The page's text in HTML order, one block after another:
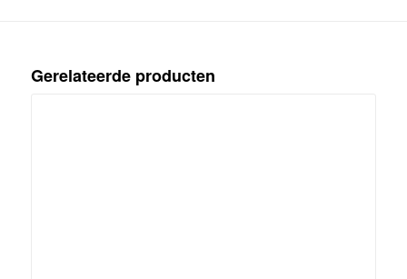
Gerelateerde producten